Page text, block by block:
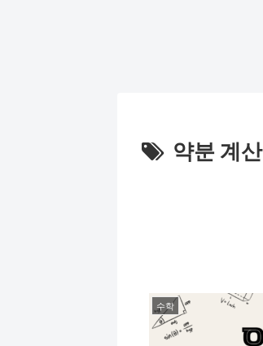
약분 계산
수학